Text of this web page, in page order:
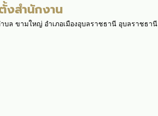
สำนักงาน
ล ขามใหญ่ อำเภอเมืองอุบลราชธานี อุบลราชธานี